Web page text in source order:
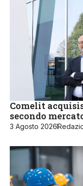
Comelit
secondo
3 Agosto 2026